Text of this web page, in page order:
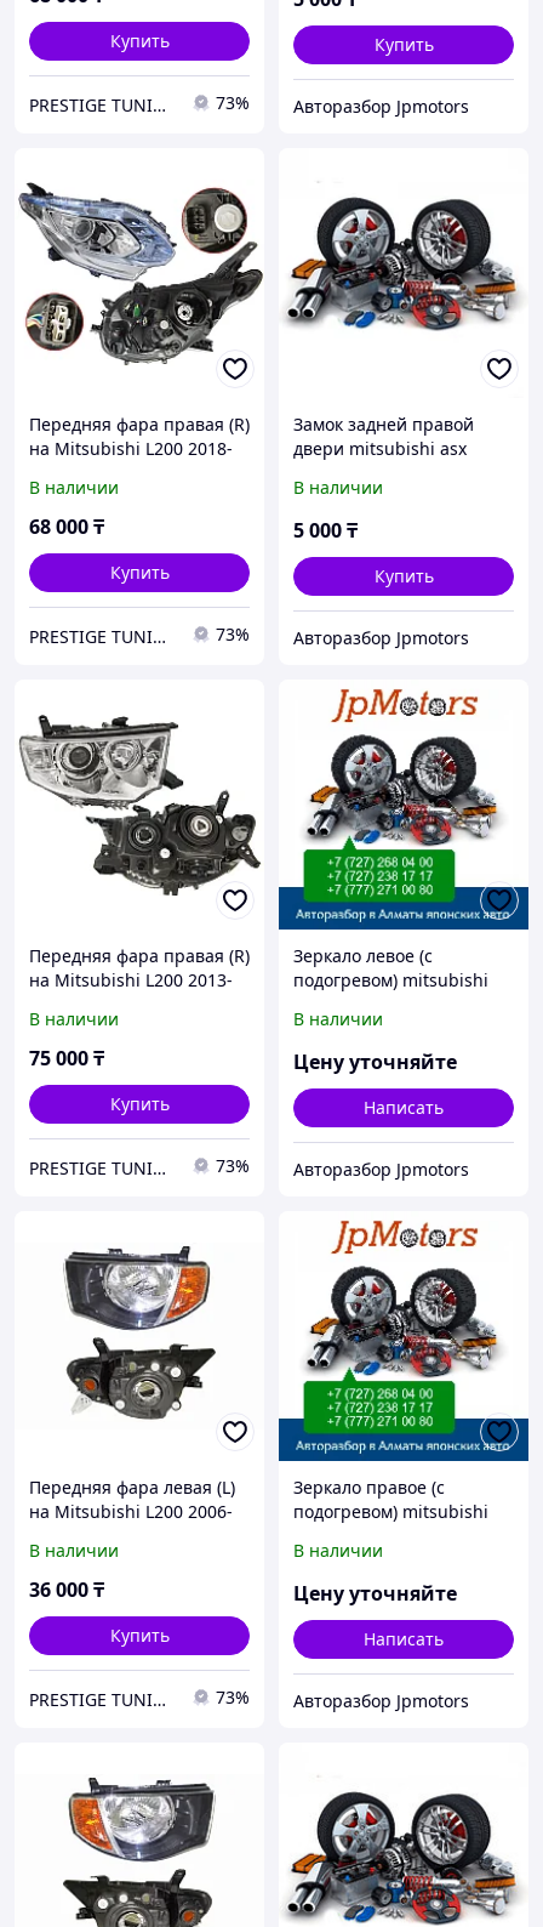
Купить
PRESTIGE TUNING 73%
Купить
Авторазбор Jpmotors
Передняя фара правая (R)
на Mitsubishi L200 2018-
корректором (TYC TW)
В наличии
68 000₸
Купить
PRESTIGE TUNING 73%
Замок задней правой
двери mitsubishi asx
В наличии
5 000₸
Купить
Авторазбор Jpmotors
Передняя фара правая (R)
на Mitsubishi L200 2013-
В наличии
75 000₸
Купить
PRESTIGE TUNING 73%
Зеркало левое (с
подогревом) mitsubishi
В наличии
Цену уточняйте
Написать
Авторазбор Jpmotors
Передняя фара левая (L)
на Mitsubishi L200 2006-
В наличии
36 000₸
Купить
PRESTIGE TUNING 73%
Зеркало правое (с
подогревом) mitsubishi
В наличии
Цену уточняйте
Написать
Авторазбор Jpmotors